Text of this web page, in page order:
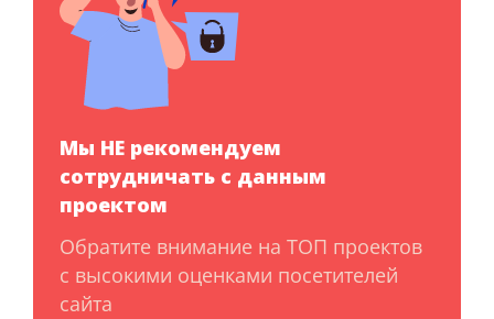
Мы НЕ рекомендуем
сотрудничать с данным
проектом
Обратите внимание на ТОП проектов
с высокими оценками посетителей
сайта